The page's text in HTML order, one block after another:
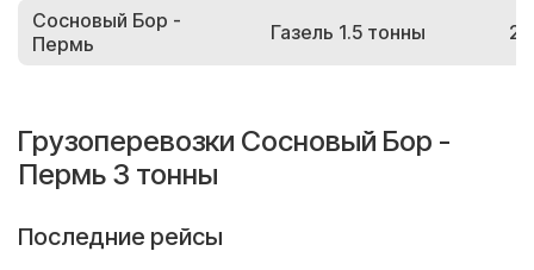
Сосновый Бор -
Пермь
Газель 1.5 тонны
Грузоперевозки Сосновый Бор -
Пермь 3 тонны
Последние рейсы